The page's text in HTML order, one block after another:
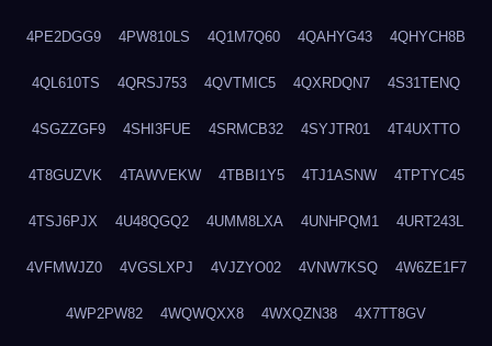
4PE2DGG9 4PW810LS 4Q1M7Q60 4QAHYG43 4QHYCH8B
4QL610TS 4QRSJ753 4QVTMIC5 4QXRDQN7 4S31TENQ
4SGZZGF9 4SHI3FUE 4SRMCB32 4SYJTR01 4T4UXTTO
4T8GUZVK 4TAWVEKW 4TBBI1Y5 4TJ1ASNW 4TPTYC45
4TSJ6PJX 4U48QGQ2 4UMM8LXA 4UNHPQM1 4URT243L
4VFMWJZ0 4VGSLXPJ 4VJZYO02 4VNW7KSQ 4W6ZE1F7
4WP2PW82 4WQWQXX8 4WXQZN38 4X7TT8GV